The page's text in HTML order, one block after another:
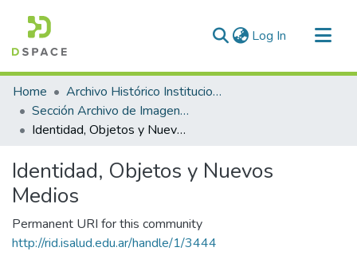
Log In (current)
Communities & Collections
All of DSpace
Statistics
Home
Archivo Histórico Institucional
Sección Archivo de Imagen y Comunicación
Identidad, Objetos y Nuevos Medios
Identidad, Objetos y Nuevos
Medios
Permanent URI for this community
http://rid.isalud.edu.ar/handle/1/3444